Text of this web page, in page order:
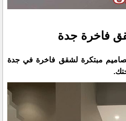
فاخرة جدة
تصاميم مبتكرة لشقق فاخرة في جدة